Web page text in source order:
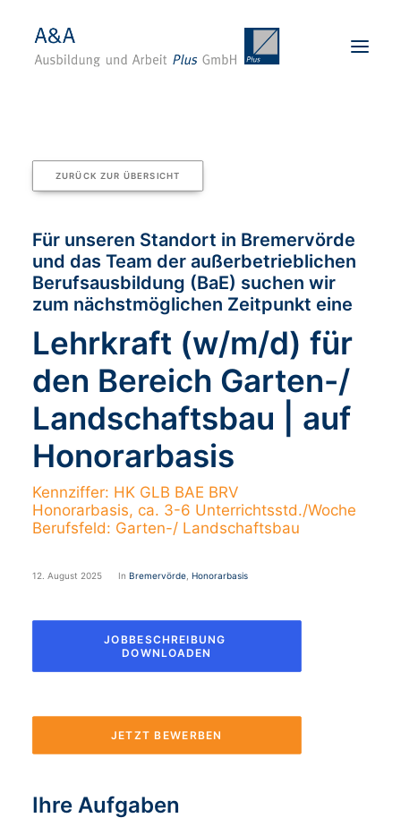
Über uns
Standorte
Für Unternehmen
BEWERBEN
ZURÜCK ZUR ÜBERSICHT
Für unseren Standort in Bremervörde
und das Team der außerbetrieblichen
Berufsausbildung (BaE) suchen wir
zum nächstmöglichen Zeitpunkt eine
Lehrkraft (w/m/d) für
den Bereich Garten-/
Landschaftsbau | auf
Honorarbasis
Kennziffer: HK GLB BAE BRV
Honorarbasis, ca. 3-6 Unterrichtsstd./Woche
Berufsfeld: Garten-/ Landschaftsbau
12. August 2025 In Bremervörde Honorarbasis
JOBBESCHREIBUNG
DOWNLOADEN
JETZT BEWERBEN
Ihre Aufgaben